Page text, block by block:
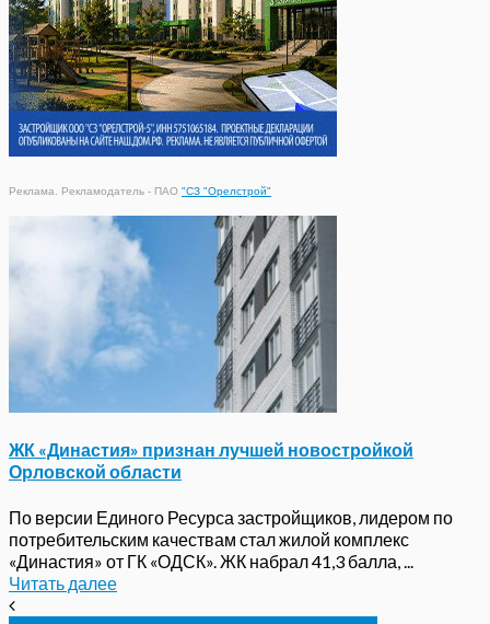
Реклама. Рекламодатель - ПАО "СЗ "Орелстрой"
ЖК «Династия» признан лучшей новостройкой
Орловской области
По версии Единого Ресурса застройщиков, лидером по
потребительским качествам стал жилой комплекс
«Династия» от ГК «ОДСК». ЖК набрал 41,3 балла, ...
Читать далее